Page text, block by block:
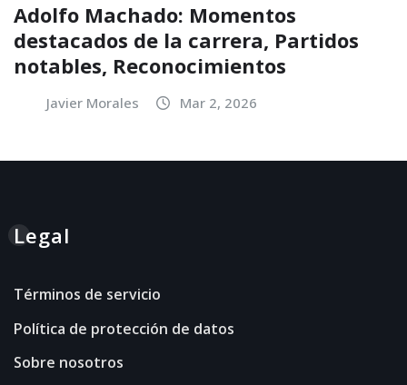
Adolfo Machado: Momentos
destacados de la carrera, Partidos
notables, Reconocimientos
Javier Morales Mar 2, 2026
Legal
Términos de servicio
Política de protección de datos
Sobre nosotros